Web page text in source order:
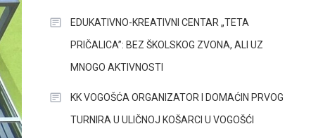
EDUKATIVNO-KREATIVNI CENTAR „TETA
PRIČALICA”: BEZ ŠKOLSKOG ZVONA, ALI UZ
MNOGO AKTIVNOSTI
KK VOGOŠĆA ORGANIZATOR I DOMAĆIN PRVOG
TURNIRA U ULIČNOJ KOŠARCI U VOGOŠĆI